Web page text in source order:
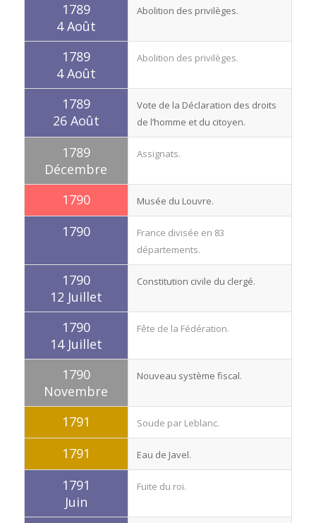
1789
4 Août
Abolition des privilèges.
1789
4 Août
Abolition des privilèges.
1789
26 Août
Vote de la Déclaration des droits
de l’homme et du citoyen.
1789
Décembre
Assignats.
1790 Musée du Louvre.
1790
France divisée en 83
départements.
1790
12 Juillet
Constitution civile du clergé.
1790
14 Juillet
Fête de la Fédération.
1790
Novembre
Nouveau système fiscal.
1791 Soude par Leblanc.
1791 Eau de Javel.
1791
Juin
Fuite du roi.